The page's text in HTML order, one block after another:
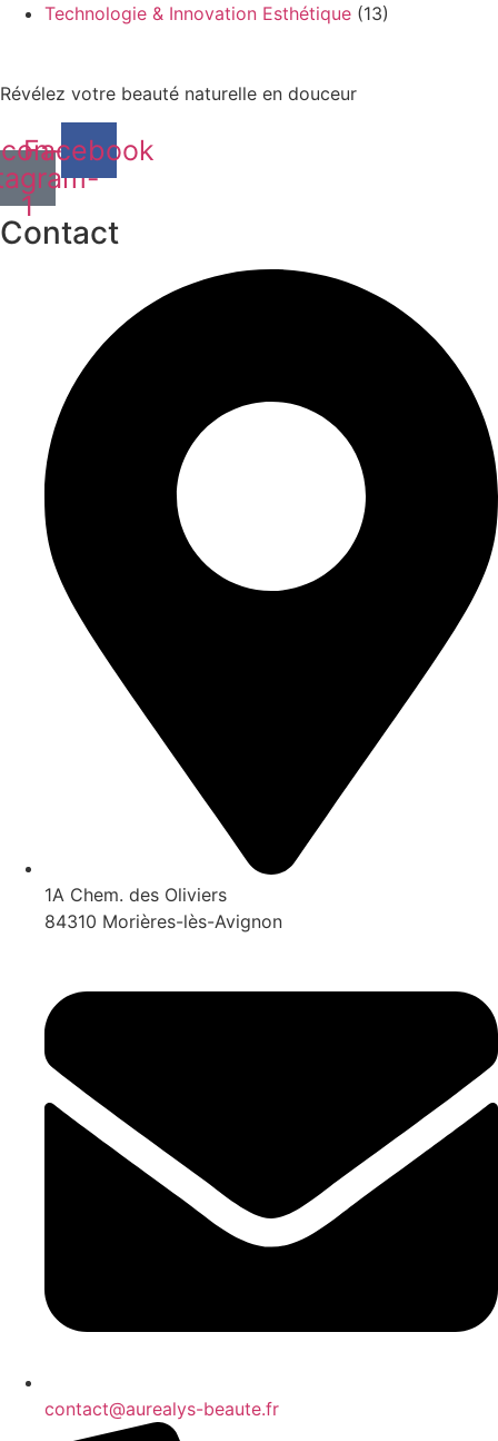
Technologie & Innovation Esthétique (13)
Révélez votre beauté naturelle en douceur
1
Facebook
Contact
1A Chem. des Oliviers
84310 Morières-lès-Avignon
contact@aurealys-beaute.fr